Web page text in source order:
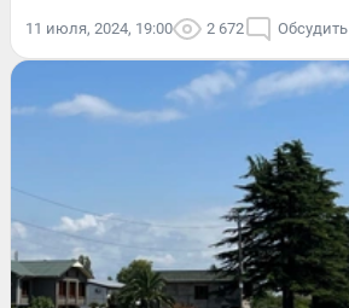
11 июля, 2024, 19:00 2 672 Обсудить